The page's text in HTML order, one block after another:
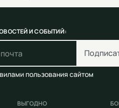
И СОБЫТИЙ:
пользования сайтом
ВЫГОДНО